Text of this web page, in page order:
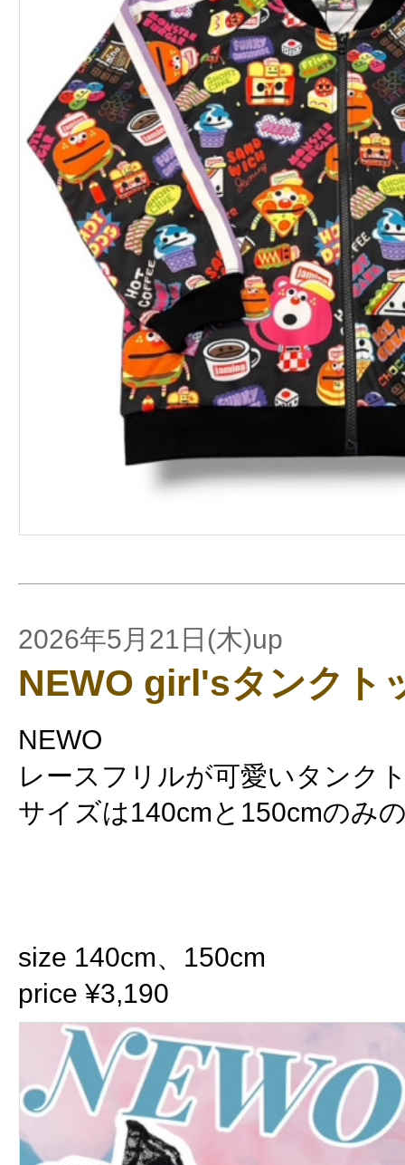
2026年5月21日(木)up
NEWO girl'sタンクト
NEWO
レースフリルが可愛いタンク
サイズは140cmと150cmのみ
size 140cm、150cm
price ¥3,190